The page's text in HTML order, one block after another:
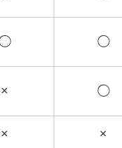
◯
× ◯
× ×